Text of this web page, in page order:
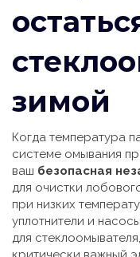
зимой
Когда температура
системе омывания
ваш безопасная
для очистки
при низких
уплотнители и насосы
для стеклоомывателя